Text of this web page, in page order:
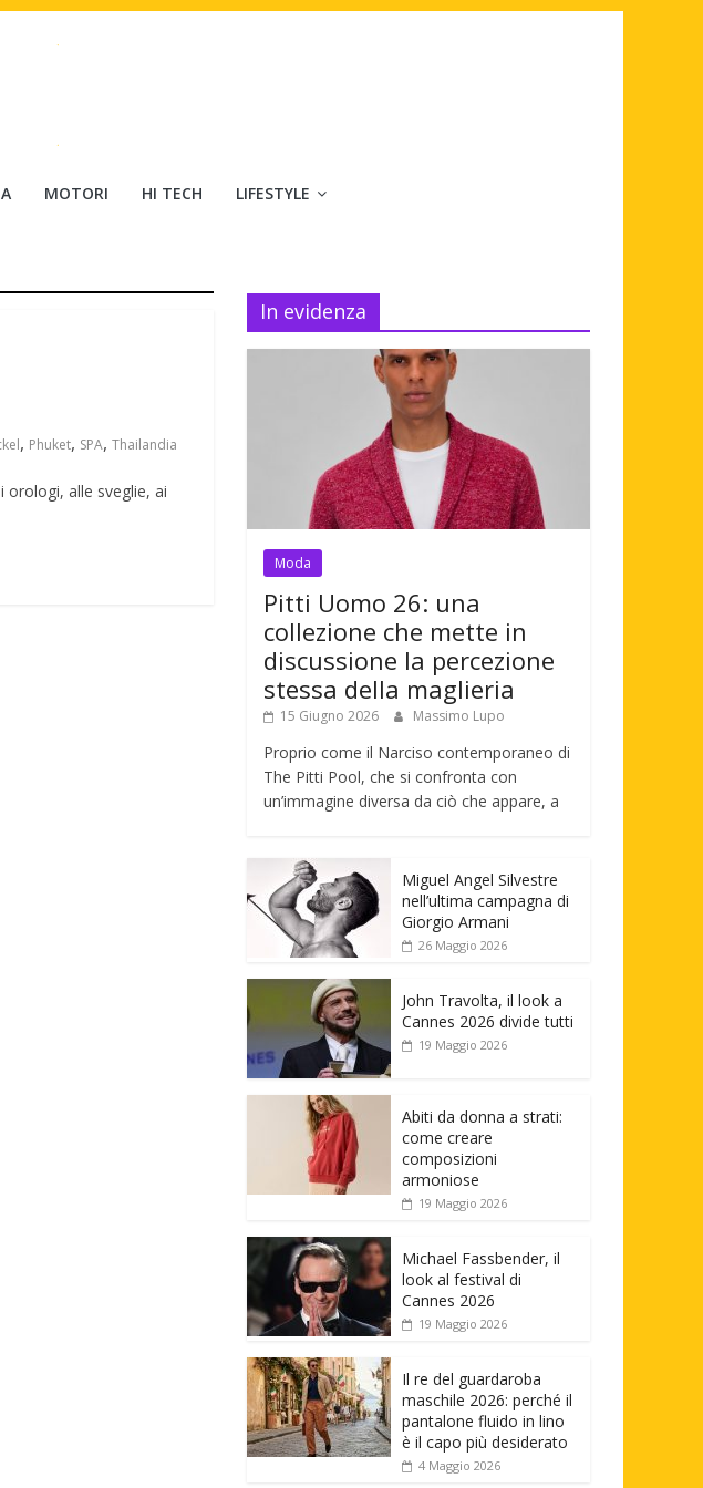
MOTORI HI TECH LIFESTYLE
, Phuket, SPA, Thailandia
orologi, alle sveglie, ai
In evidenza
Moda
Pitti Uomo 26: una
collezione che mette in
discussione la percezione
stessa della maglieria
15 Giugno 2026 Massimo Lupo
Proprio come il Narciso contemporaneo di
The Pitti Pool, che si confronta con
un’immagine diversa da ciò che appare, a
Miguel Angel Silvestre
nell’ultima campagna di
Giorgio Armani
26 Maggio 2026
John Travolta, il look a
Cannes 2026 divide tutti
19 Maggio 2026
Abiti da donna a strati:
come creare
composizioni
armoniose
19 Maggio 2026
Michael Fassbender, il
look al festival di
Cannes 2026
19 Maggio 2026
Il re del guardaroba
maschile 2026: perché il
pantalone fluido in lino
è il capo più desiderato
4 Maggio 2026